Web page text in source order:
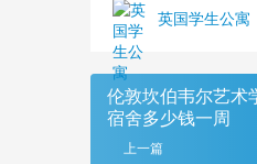
英国学生公寓
伦敦坎伯韦尔艺术
宿舍多少钱一周
上一篇